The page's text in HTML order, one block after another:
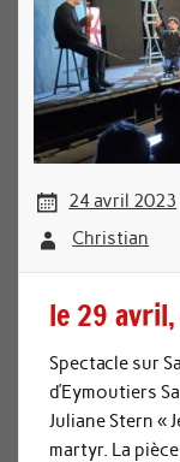
24 avril 2023
Christian
le 29
Spectacle sur
d’Eymoutiers
Juliane Stern «
martyr. La